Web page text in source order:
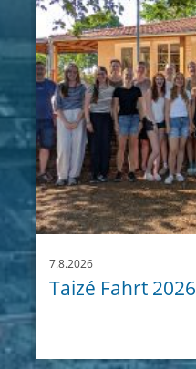
7.8.2026
Taizé Fahrt 2026